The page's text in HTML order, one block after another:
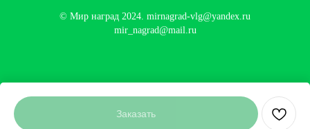
Заказать
© Мир наград 2024. mirnagrad-vlg@yandex.ru
mir_nagrad@mail.ru